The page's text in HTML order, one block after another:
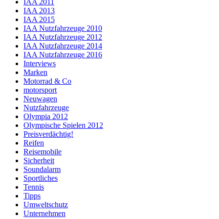
IAA 2013
IAA 2015
IAA Nutzfahrzeuge 2010
IAA Nutzfahrzeuge 2012
IAA Nutzfahrzeuge 2014
IAA Nutzfahrzeuge 2016
Interviews
Marken
Motorrad & Co
motorsport
Neuwagen
Nutzfahrzeuge
Olympia 2012
Olympische Spielen 2012
Preisverdächtig!
Reifen
Reisemobile
Sicherheit
Soundalarm
Sportliches
Tennis
Tipps
Umweltschutz
Unternehmen